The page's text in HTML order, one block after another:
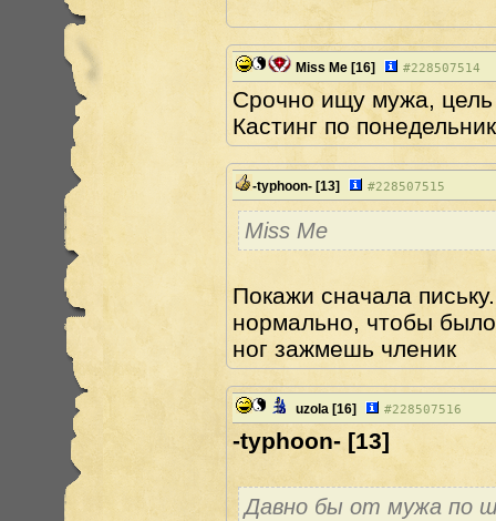
Miss Me [16] #228507514
Срочно ищу мужа,
Кастинг по
-typhoon- [13] #228507515
Miss Me
Покажи сначала
нормально, чтобы
ног зажмешь членик
uzola [16] #228507516
-typhoon- [13]
Давно бы от мужа по